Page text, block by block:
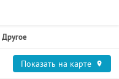
Другое
Показать на карте